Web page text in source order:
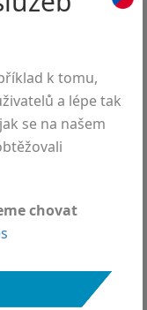
Devices at
Course series
k tomu,
a lépe tak
se na našem
chovat